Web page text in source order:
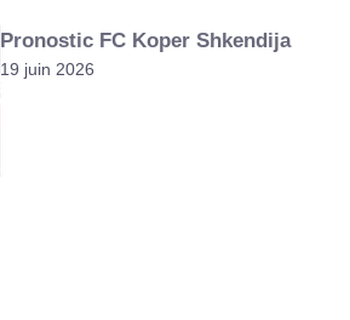
Pronostic FC Koper Shkendija
19 juin 2026